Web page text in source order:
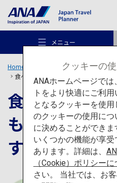
メニュー
おすすめの旅
旅のアイデア
Home 旅のアイデア
特集
食べて、作って、観光列車でも！日
食べて、作っ
も！日本の寿
す旅
クッキーの
ANAホームページでは
トをより快適にご利
となるクッキーを使
のクッキーの使用に
に決めることができ
いくつかの機能が享
あります。詳細は、
（Cookie）ポリシーに
さい。 当社では、お